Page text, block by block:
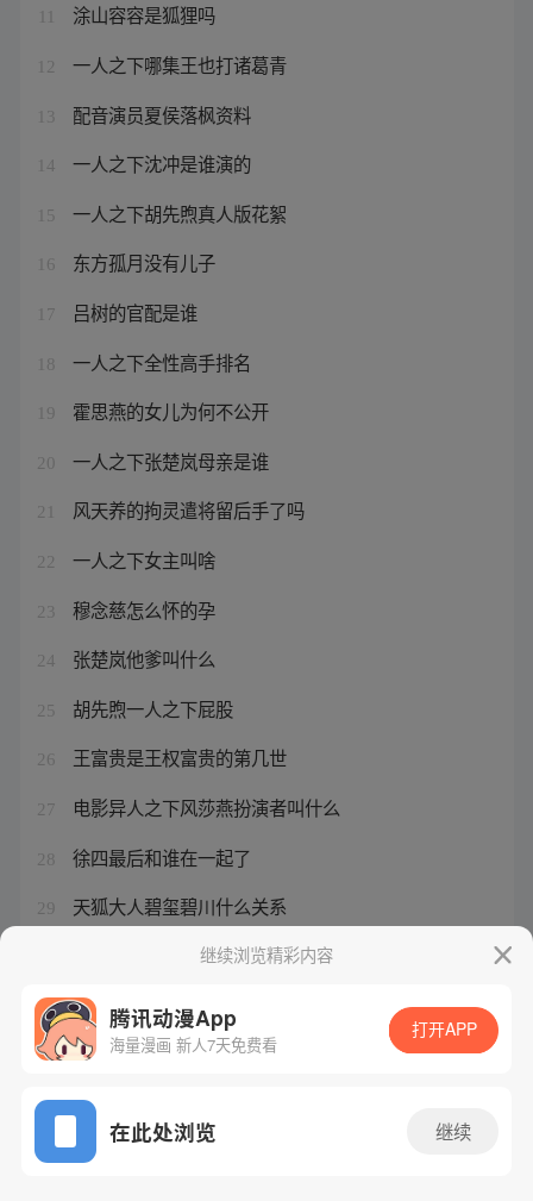
涂山容容是狐狸吗
12 一人之下哪集王也打诸葛青
13 配音演员夏侯落枫资料
14 一人之下沈冲是谁演的
15 一人之下胡先煦真人版花絮
16 东方孤月没有儿子
17 吕树的官配是谁
18 一人之下全性高手排名
19 霍思燕的女儿为何不公开
20 一人之下张楚岚母亲是谁
21 风天养的拘灵遣将留后手了吗
22 一人之下女主叫啥
23 穆念慈怎么怀的孕
24 张楚岚他爹叫什么
25 胡先煦一人之下屁股
26 王富贵是王权富贵的第几世
27 电影异人之下风莎燕扮演者叫什么
28 徐四最后和谁在一起了
29 天狐大人碧玺碧川什么关系
一人之下冯宝宝真名叫什么
继续浏览精彩内容
腾讯动漫App
海量漫画 新人7天免费看
打开APP
在此处浏览 继续
网站备案/许可证号：粤B2-20090059-5
Copyright©1998 - 2026 Tencent. All Rights Reserved